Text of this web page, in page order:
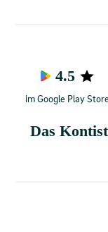
4.5
imGoogle Play Store
Das